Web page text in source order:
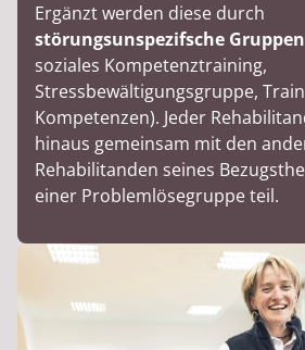
Ergänzt werden diese durch
störungsunspezifsche
soziales Kompetenztraining,
Stressbewältigungsgruppe,
Kompetenzen). Jeder
hinaus gemeinsam mit den
Rehabilitanden seines
einer Problemlösegruppe teil.